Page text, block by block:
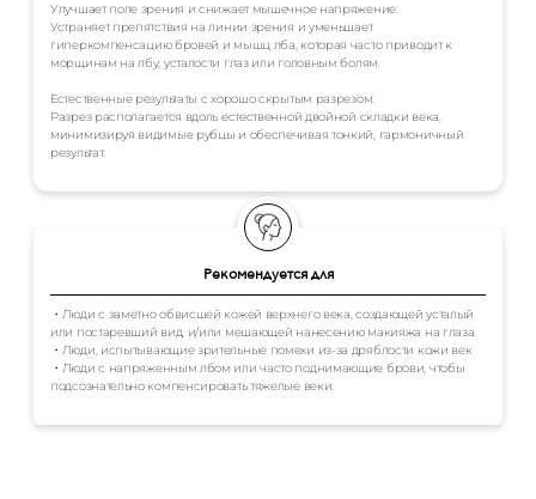
Рекомендуется для
・Люди с заметно обвисшей кожей верхнего века, создающей усталый
или постаревший вид, и/или мешающей нанесению макияжа на глаза.
・Люди, испытывающие зрительные помехи из-за дряблости кожи век
・Люди с напряженным лбом или часто поднимающие брови, чтобы
подсознательно компенсировать тяжелые веки.
Улучшает поле зрения и снижает мышечное напряжение:
Устраняет препятствия на линии зрения и уменьшает
гиперкомпенсацию бровей и мышц лба, которая часто приводит к
морщинам на лбу, усталости глаз или головным болям.
Естественные результаты с хорошо скрытым разрезом:
Разрез располагается вдоль естественной двойной складки века,
минимизируя видимые рубцы и обеспечивая тонкий, гармоничный
результат.